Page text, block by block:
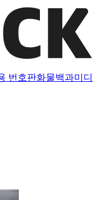
번호판화물백과미디